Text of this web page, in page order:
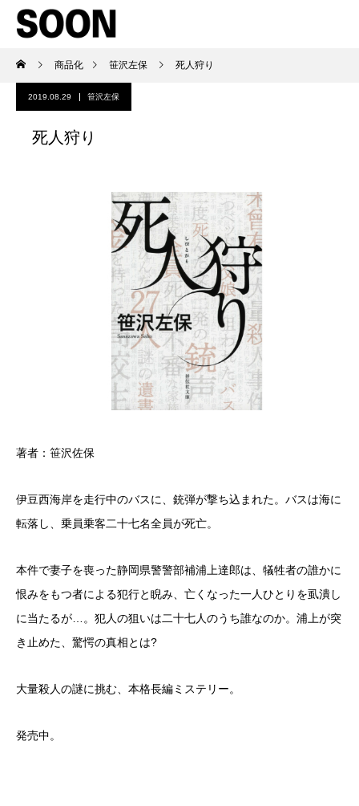
商品化 笹沢左保 死人狩り
2019.08.29 笹沢左保
死人狩り
著者：笹沢佐保
伊豆西海岸を走行中のバスに、銃弾が撃ち込まれた。バスは海に
転落し、乗員乗客二十七名全員が死亡。
本件で妻子を喪った静岡県警警部補浦上達郎は、犠牲者の誰かに
恨みをもつ者による犯行と睨み、亡くなった一人ひとりを虱潰し
に当たるが…。犯人の狙いは二十七人のうち誰なのか。浦上が突
き止めた、驚愕の真相とは?
大量殺人の謎に挑む、本格長編ミステリー。
発売中。